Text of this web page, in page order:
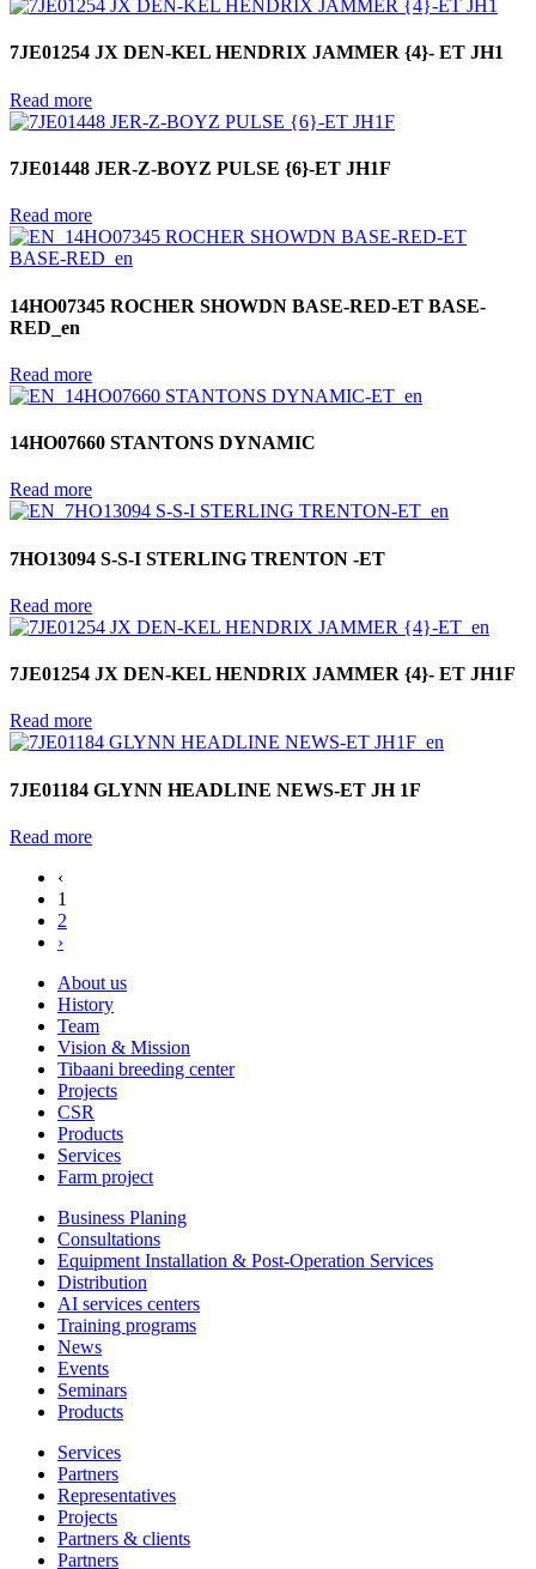
7JE01254 JX DEN-KEL HENDRIX JAMMER {4}- ET JH1
Read more
7JE01448 JER-Z-BOYZ PULSE {6}-ET JH1F
Read more
14HO07345 ROCHER SHOWDN BASE-RED-ET BASE-
RED_en
Read more
14HO07660 STANTONS DYNAMIC
Read more
7HO13094 S-S-I STERLING TRENTON -ET
Read more
7JE01254 JX DEN-KEL HENDRIX JAMMER {4}- ET JH1F
Read more
7JE01184 GLYNN HEADLINE NEWS-ET JH 1F
Read more
‹
1
2
›
About us
History
Team
Vision & Mission
Tibaani breeding center
Projects
CSR
Products
Services
Farm project
Business Planing
Consultations
Equipment Installation & Post-Operation Services
Distribution
AI services centers
Training programs
News
Events
Seminars
Products
Services
Partners
Representatives
Projects
Partners & clients
Partners